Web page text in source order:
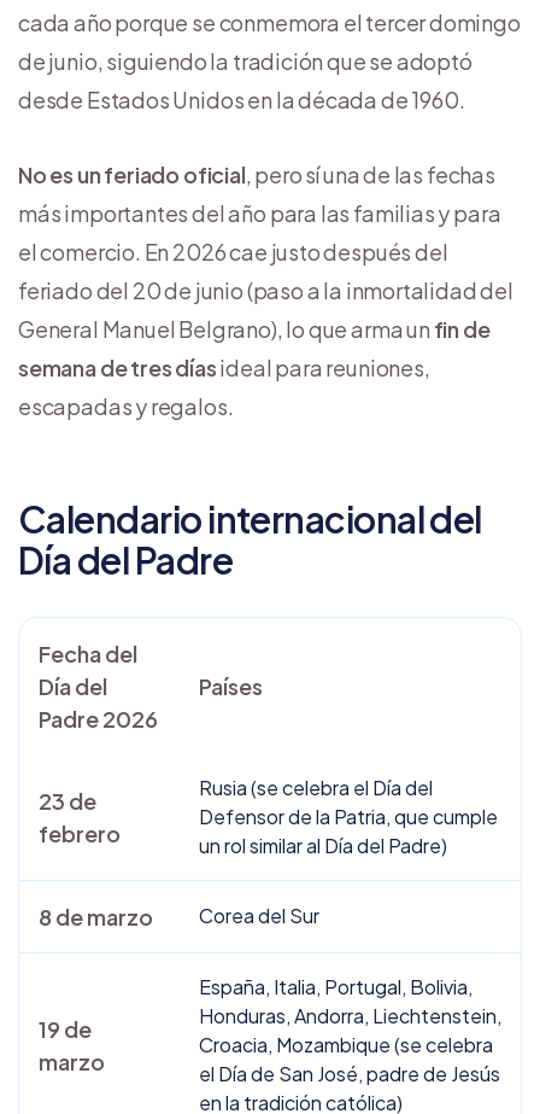
cada año porque se conmemora el tercer domingo
de junio, siguiendo la tradición que se adoptó
desde Estados Unidos en la década de 1960.
No es un feriado oficial , pero sí una de las fechas
más importantes del año para las familias y para
el comercio. En 2026 cae justo después del
feriado del 20 de junio (paso a la inmortalidad del
General Manuel Belgrano), lo que arma un fin de
semana de tres díasideal para reuniones,
escapadas y regalos.
Calendario internacional del
Día del Padre
Fecha del
Día del
Padre 2026
Países
23 de
febrero
Rusia (se celebra el Día del
Defensor de la Patria, que cumple
un rol similar al Día del Padre)
8 de marzo Corea del Sur
19 de
marzo
España, Italia, Portugal, Bolivia,
Honduras, Andorra, Liechtenstein,
Croacia, Mozambique (se celebra
el Día de San José, padre de Jesús
en la tradición católica)